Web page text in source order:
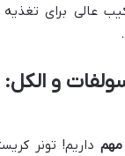
عالی برای
و الکل:
داریم! تونر